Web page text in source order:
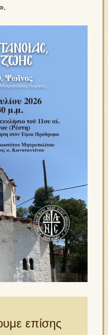
επίσης